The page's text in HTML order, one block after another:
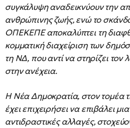
συγκάλυψη αναδεικνύουν την
ανθρώπινης ζωής, ενώ το
ΟΠΕΚΕΠΕ αποκαλύπτει τη
κομματική διαχείριση των
τη ΝΔ, που αντί να στηρίζει τον
στην ανέχεια.
Η Νέα Δημοκρατία, στον τομέα
έχει επιχειρήσει να επιβάλει
αντιδραστικές αλλαγές,